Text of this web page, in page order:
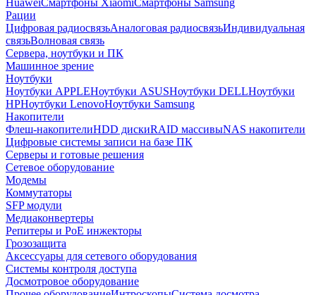
HuaweiСмартфоны XiaomiСмартфоны Samsung
Рации
Цифровая радиосвязьАналоговая радиосвязьИндивидуальная
связьВолновая связь
Сервера, ноутбуки и ПК
Машинное зрение
Ноутбуки
Ноутбуки APPLEНоутбуки ASUSНоутбуки DELLНоутбуки
HPНоутбуки LenovoНоутбуки Samsung
Накопители
Флеш-накопителиHDD дискиRAID массивыNAS накопители
Цифровые системы записи на базе ПК
Серверы и готовые решения
Сетевое оборудование
Модемы
Коммутаторы
SFP модули
Медиаконвертеры
Репитеры и PoE инжекторы
Грозозащита
Аксессуары для сетевого оборудования
Системы контроля доступа
Досмотровое оборудование